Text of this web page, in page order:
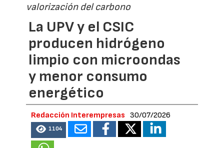
valorización del carbono
La UPV y el CSIC
producen hidrógeno
limpio con microondas
y menor consumo
energético
Redacción Interempresas 30/07/2026
1104